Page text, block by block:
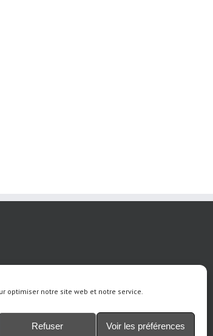
optimiser notre site web et notre service.
Refuser Voir les préférences